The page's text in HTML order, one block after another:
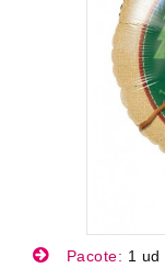
Pacote: 1 ud